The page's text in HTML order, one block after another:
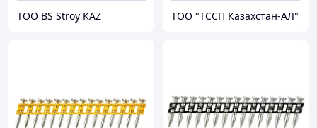
ТОО BS Stroy KAZ ТОО "ТССП Казахстан-АЛ"